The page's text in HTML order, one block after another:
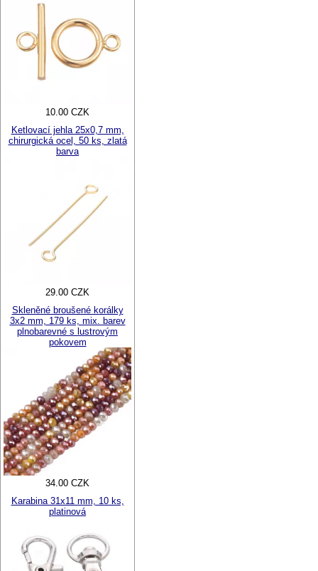
10.00 CZK
Ketlovací jehla 25x0,7 mm,
chirurgická ocel, 50 ks, zlatá
barva
29.00 CZK
Skleněné broušené korálky
3x2 mm, 179 ks, mix. barev
plnobarevné s lustrovým
pokovem
34.00 CZK
Karabina 31x11 mm, 10 ks,
platinová